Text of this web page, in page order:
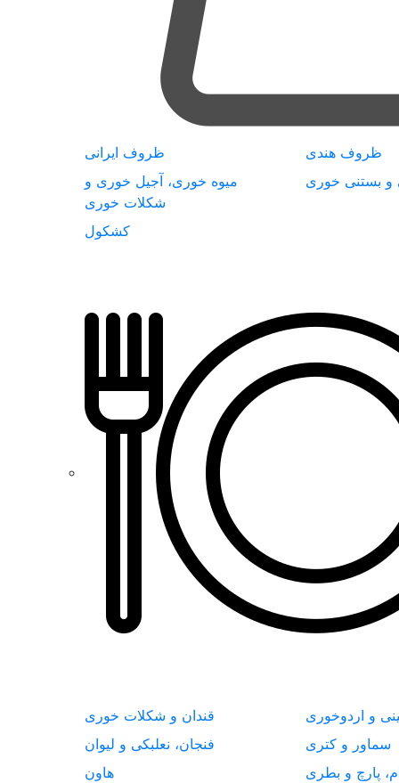
ظروف ایرانی ظروف هندی
میوه خوری، آجیل خوری و
شکلات خوری
و بستنی خوری
کشکول
قندان و شکلات خوری و اردوخوری
فنجان، نعلبکی و لیوان
سماور و کتری
هاون
پارچ و بطری